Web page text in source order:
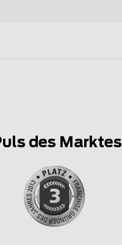
des Marktes